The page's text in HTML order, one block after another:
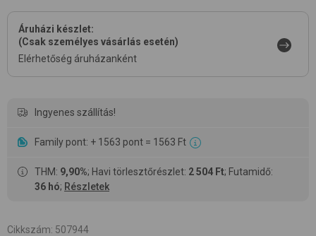
Áruházi készlet:
(Csak személyes vásárlás esetén)
Elérhetőség áruházanként
Ingyenes szállítás!
Family pont: + 1563 pont = 1563 Ft
THM: 9,90%; Havi törlesztőrészlet: 2 504 Ft; Futamidő:
36 hó; Részletek
Cikkszám: 507944